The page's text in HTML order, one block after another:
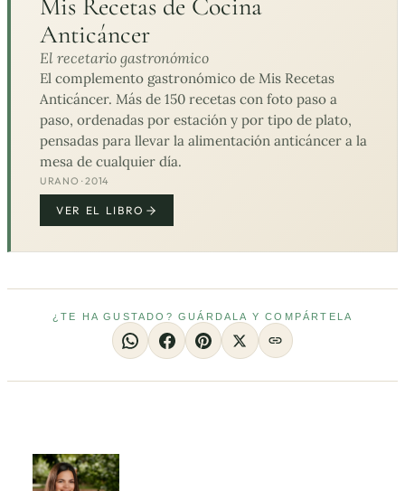
Anticáncer
El recetario gastronómico
El complemento gastronómico de Mis Recetas
Anticáncer. Más de 150 recetas con foto paso a
paso, ordenadas por estación y por tipo de plato,
pensadas para llevar la alimentación anticáncer a la
mesa de cualquier día.
URANO · 2014
VER EL LIBRO
¿TE HA GUSTADO? GUÁRDALA Y COMPÁRTELA